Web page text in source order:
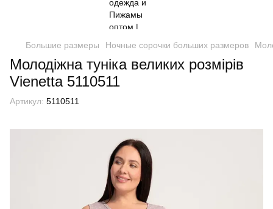
Большие размеры Ночные сорочки больших размеров
Молодіжна туніка великих розмірів
Vienetta 5110511
Артикул: 5110511